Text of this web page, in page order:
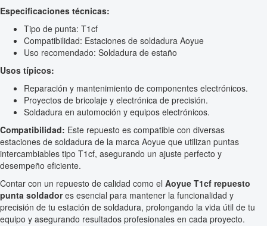
Especificaciones técnicas:
Tipo de punta: T1cf
Compatibilidad: Estaciones de soldadura Aoyue
Uso recomendado: Soldadura de estaño
Usos típicos:
Reparación y mantenimiento de componentes electrónicos.
Proyectos de bricolaje y electrónica de precisión.
Soldadura en automoción y equipos electrónicos.
Compatibilidad: Este repuesto es compatible con diversas
estaciones de soldadura de la marca Aoyue que utilizan puntas
intercambiables tipo T1cf, asegurando un ajuste perfecto y
desempeño eficiente.
Contar con un repuesto de calidad como el Aoyue T1cf repuesto
punta soldadores esencial para mantener la funcionalidad y
precisión de tu estación de soldadura, prolongando la vida útil de tu
equipo y asegurando resultados profesionales en cada proyecto.